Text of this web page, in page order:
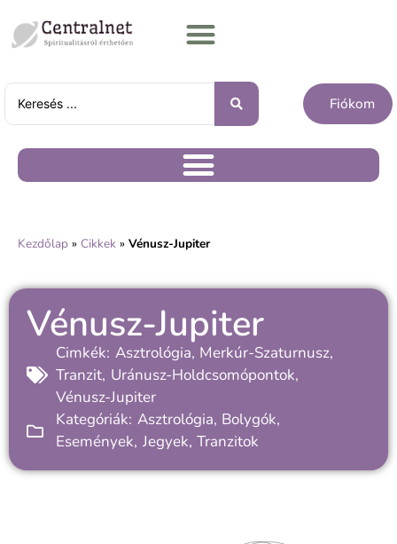
Fiókom
Kezdőlap » Cikkek » Vénusz-Jupiter
Vénusz-Jupiter
Cimkék: Asztrológia, Merkúr-Szaturnusz,
Tranzit, Uránusz-Holdcsomópontok,
Vénusz-Jupiter
Kategóriák: Asztrológia, Bolygók,
Események, Jegyek,Tranzitok